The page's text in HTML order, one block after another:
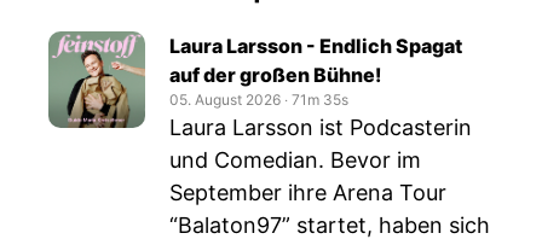
Laura Larsson - Endlich Spagat
auf der großen Bühne!
05. August 2026 ‧ 71m 35s
Laura Larsson ist Podcasterin
und Comedian. Bevor im
September ihre Arena Tour
“Balaton97” startet, haben sich